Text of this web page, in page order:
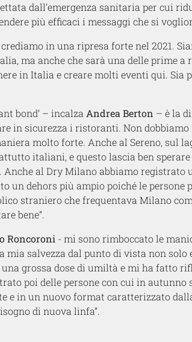
dall’emergenza sanitaria per cui
più efficaci i messaggi che si
crediamo in una ripresa forte nel 2021.
ma anche che sarà una delle prime
in Italia e creare molti eventi qui. Sia
bond’ – incalza Andrea Berton – è la
in sicurezza i ristoranti. Non
molto forte. Anche al Sereno, sul
italiani, e questo lascia ben sperare
Anche al Dry Milano abbiamo registrato
un dehors più ampio poiché le persone
straniero che frequentava Milano
bene”.
Roncoroni - mi sono rimboccato le
salvezza dal punto di vista non solo
grossa dose di umiltà e mi ha fatto
poi delle persone con cui in
e in un nuovo format caratterizzato
di nuova linfa”.